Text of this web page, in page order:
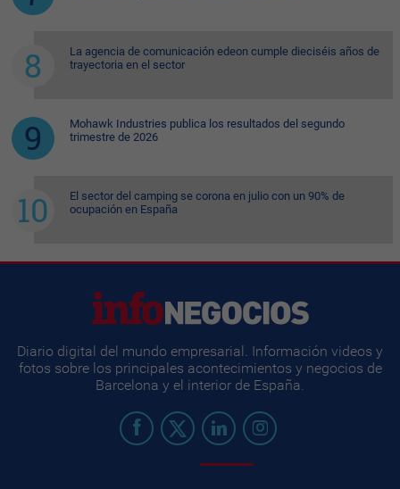
La agencia de comunicación edeon cumple dieciséis años de
trayectoria en el sector
Mohawk Industries publica los resultados del segundo
trimestre de 2026
El sector del camping se corona en julio con un 90% de
ocupación en España
Diario digital del mundo empresarial. Información videos y
fotos sobre los principales acontecimientos y negocios de
Barcelona y el interior de España.